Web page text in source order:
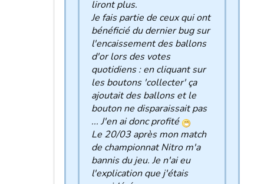
liront plus.
Je fais partie de ceux qui ont
bénéficié du dernier bug sur
l'encaissement des ballons
d'or lors des votes
quotidiens : en cliquant sur
les boutons 'collecter' ça
ajoutait des ballons et le
bouton ne disparaissait pas
... J'en ai donc profité
Le 20/03 après mon match
de championnat Nitro m'a
bannis du jeu. Je n'ai eu
l'explication que j'étais